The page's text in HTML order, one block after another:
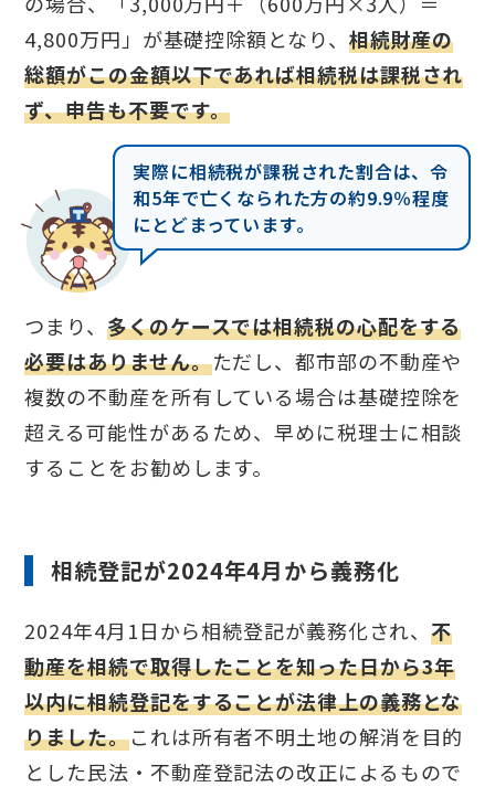
4,800万円」が基礎控除額となり、 相続財産の
総額がこの金額以下であれば相続税は課税され
ず、申告も不要です。
実際に相続税が課税された割合は、令
和5年で亡くなられた方の約9.9％程度
にとどまっています。
つまり、多くのケースでは相続税の心配をする
必要はありません。ただし、都市部の不動産や
複数の不動産を所有している場合は基礎控除を
超える可能性があるため、早めに税理士に相談
することをお勧めします。
相続登記が2024年4月から義務化
2024年4月1日から相続登記が義務化され、不
動産を相続で取得したことを知った日から3年
以内に相続登記をすることが法律上の義務とな
りました。これは所有者不明土地の解消を目的
とした民法・不動産登記法の改正によるもので